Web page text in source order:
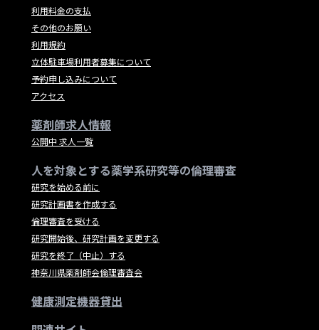
利用料金の支払
その他のお願い
利用規約
立体駐車場利用者募集について
予約申し込みについて
アクセス
薬剤師求人情報
公開中 求人一覧
人を対象とする薬学系研究等の倫理審査
研究を始める前に
研究計画書を作成する
倫理審査を受ける
研究開始後、研究計画を変更する
研究を終了（中止）する
神奈川県薬剤師会倫理審査会
健康測定機器貸出